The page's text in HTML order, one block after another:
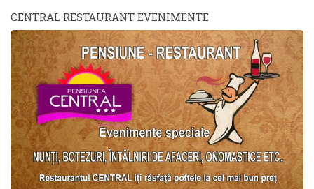
CENTRAL RESTAURANT EVENIMENTE